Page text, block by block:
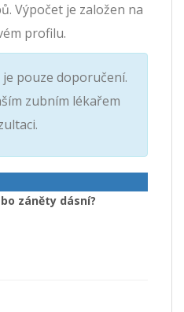
Výpočet je založen na
profilu.
je pouze doporučení.
zubním lékařem
záněty dásní?